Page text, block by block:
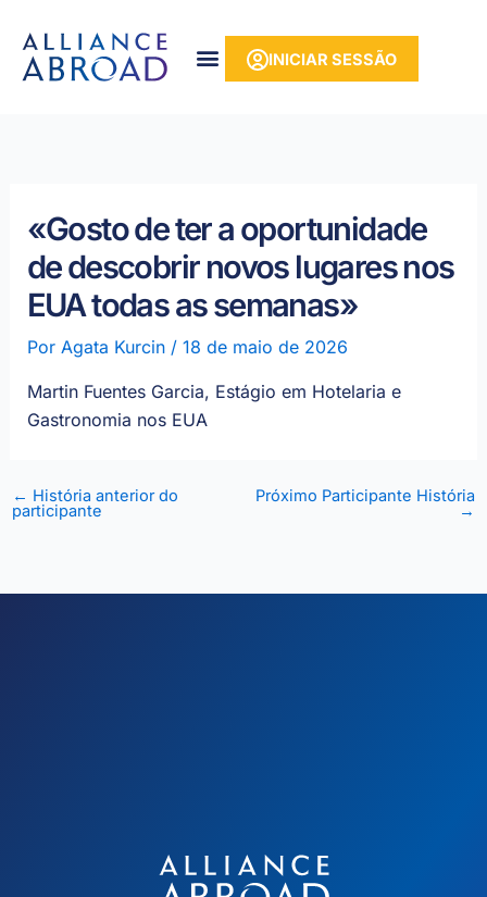
conteúdo
para
INICIAR SESSÃO
«Gosto de ter a oportunidade
de descobrir novos lugares nos
EUA todas as semanas»
Por Agata Kurcin / 18 de maio de 2026
Martin Fuentes Garcia, Estágio em Hotelaria e
Gastronomia nos EUA
← História anterior do
participante
Próximo Participante História
→